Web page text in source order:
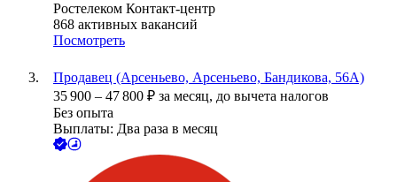
Ростелеком Контакт-центр
868 активных вакансий
Посмотреть
Продавец (Арсеньево, Арсеньево, Бандикова, 56А)
35 900 – 47 800 ₽ за месяц, до вычета налогов
Без опыта
Выплаты: Два раза в месяц